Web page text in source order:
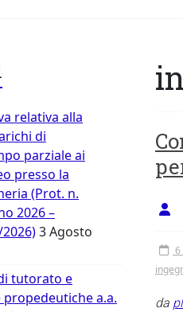
6
da
relativa alla
di
parziale ai
presso la
(Prot. n.
2026 –
3 Agosto
tutorato e
a.a.